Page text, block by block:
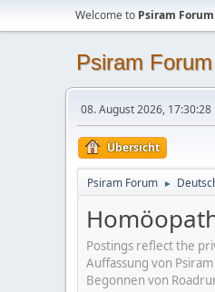
Welcome to Psiram Forum
Psiram Forum
08. August 2026, 17:30:28
Übersicht
Psiram Forum ►
Postings reflect the
Auffassung von Psiram
Begonnen von